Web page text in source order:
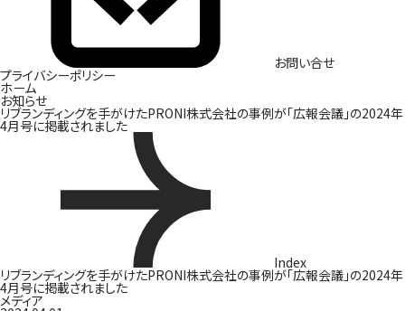
お問い合せ
プライバシーポリシー
ホーム
お知らせ
リブランディングを手がけたPRONI株式会社の事例が「広報会議」の2024年
4月号に掲載されました
Index
リブランディングを手がけたPRONI株式会社の事例が「広報会議」の2024年
4月号に掲載されました
メディア